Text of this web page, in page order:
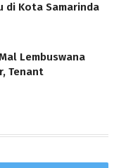
di Kota Samarinda
Lembuswana
Tenant